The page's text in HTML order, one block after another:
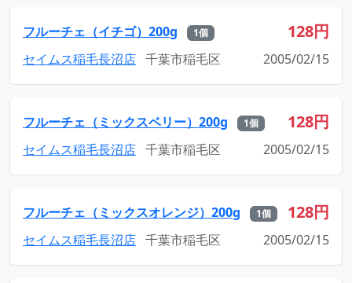
フルーチェ（イチゴ）200g 1個 128円
セイムス稲毛長沼店 千葉市稲毛区 2005/02/15
フルーチェ（ミックスベリー）200g 1個 128円
セイムス稲毛長沼店 千葉市稲毛区 2005/02/15
フルーチェ（ミックスオレンジ）200g 1個 128円
セイムス稲毛長沼店 千葉市稲毛区 2005/02/15